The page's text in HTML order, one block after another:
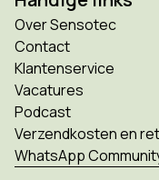
Over Sensotec
Contact
Klantenservice
Vacatures
Podcast
Verzendkosten en
WhatsApp